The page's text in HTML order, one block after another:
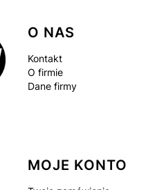
Linki w stopce
O NAS
Kontakt
O firmie
Dane firmy
MOJE KONTO